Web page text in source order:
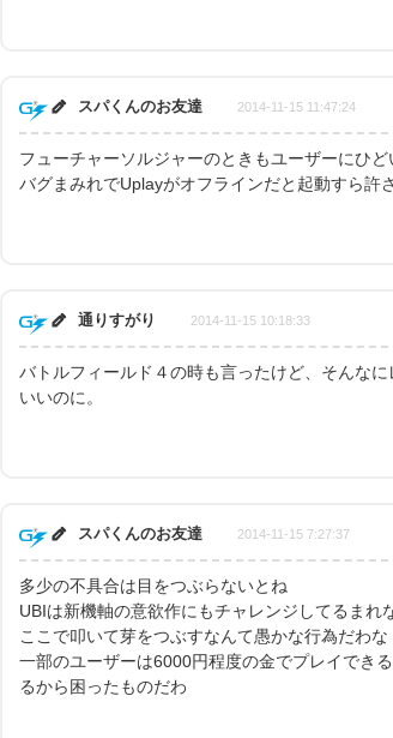
スパくんのお友達 2014-11-15 11:47:24
フューチャーソルジャーのときもユーザーにひど
バグまみれでUplayがオフラインだと起動すら許
通りすがり 2014-11-15 10:18:33
バトルフィールド４の時も言ったけど、そんな
いいのに。
スパくんのお友達 2014-11-15 7:27:37
多少の不具合は目をつぶらないとね
UBIは新機軸の意欲作にもチャレンジしてるまれ
ここで叩いて芽をつぶすなんて愚かな行為だわな
一部のユーザーは6000円程度の金でプレイでき
るから困ったものだわ